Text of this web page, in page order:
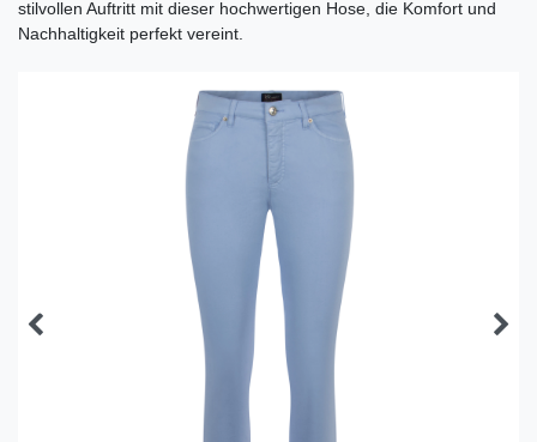
stilvollen Auftritt mit dieser hochwertigen Hose, die Komfort und
Nachhaltigkeit perfekt vereint.